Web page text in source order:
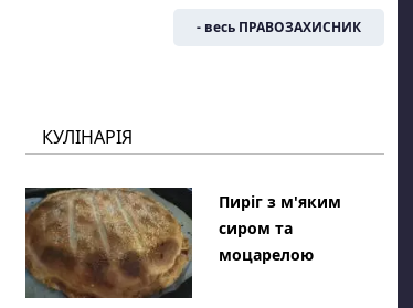
- весь ПРАВОЗАХИСНИК
КУЛІНАРІЯ
Пиріг з м'яким
сиром та
моцарелою